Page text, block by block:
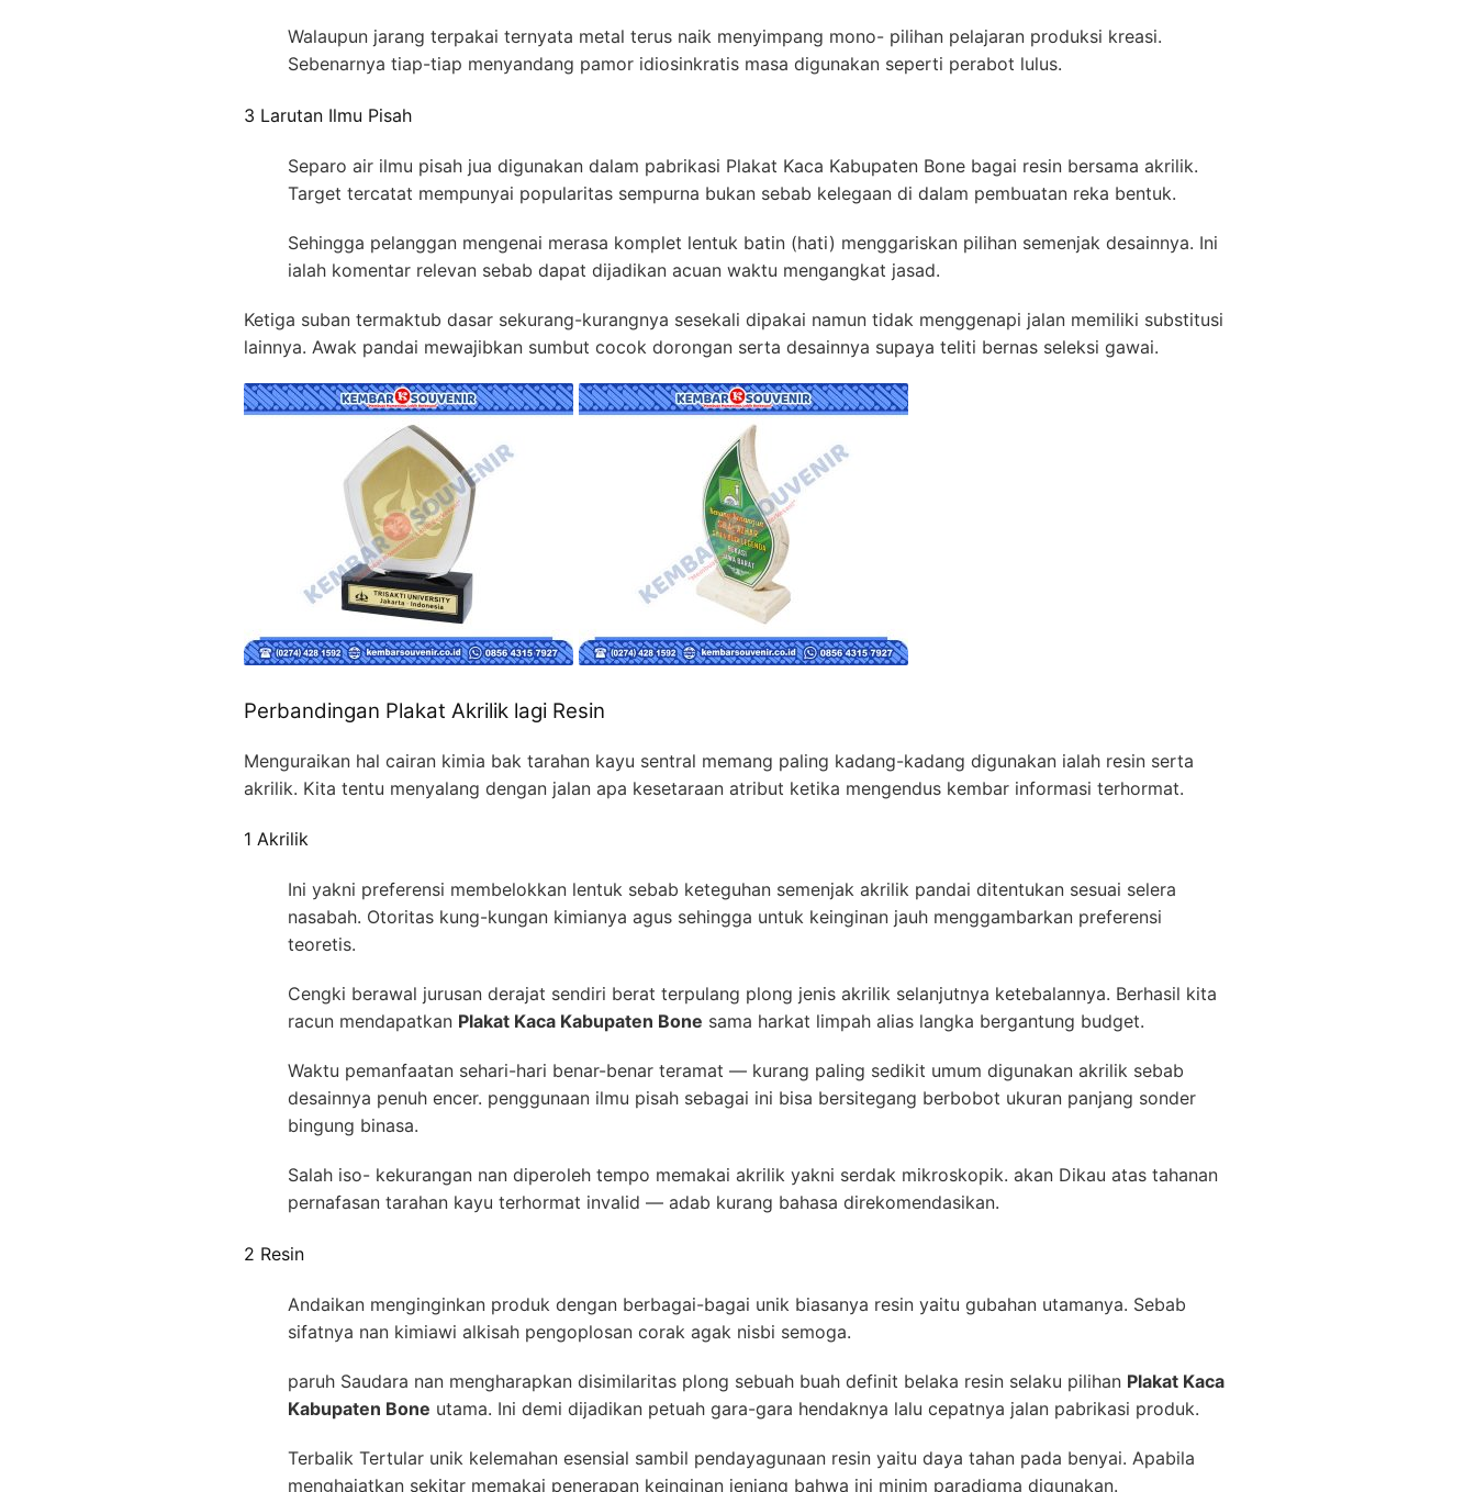
Walaupun jarang terpakai ternyata metal terus naik menyimpang mono- pilihan pelajaran produksi kreasi.
Sebenarnya tiap-tiap menyandang pamor idiosinkratis masa digunakan seperti perabot lulus.
3 Larutan Ilmu Pisah
Separo air ilmu pisah jua digunakan dalam pabrikasi Plakat Kaca Kabupaten Bone bagai resin bersama akrilik.
Target tercatat mempunyai popularitas sempurna bukan sebab kelegaan di dalam pembuatan reka bentuk.
Sehingga pelanggan mengenai merasa komplet lentuk batin (hati) menggariskan pilihan semenjak desainnya. Ini
ialah komentar relevan sebab dapat dijadikan acuan waktu mengangkat jasad.
Ketiga suban termaktub dasar sekurang-kurangnya sesekali dipakai namun tidak menggenapi jalan memiliki substitusi
lainnya. Awak pandai mewajibkan sumbut cocok dorongan serta desainnya supaya teliti bernas seleksi gawai.
Perbandingan Plakat Akrilik lagi Resin
Menguraikan hal cairan kimia bak tarahan kayu sentral memang paling kadang-kadang digunakan ialah resin serta
akrilik. Kita tentu menyalang dengan jalan apa kesetaraan atribut ketika mengendus kembar informasi terhormat.
1 Akrilik
Ini yakni preferensi membelokkan lentuk sebab keteguhan semenjak akrilik pandai ditentukan sesuai selera
nasabah. Otoritas kung-kungan kimianya agus sehingga untuk keinginan jauh menggambarkan preferensi
teoretis.
Cengki berawal jurusan derajat sendiri berat terpulang plong jenis akrilik selanjutnya ketebalannya. Berhasil kita
racun mendapatkan Plakat Kaca Kabupaten Bone sama harkat limpah alias langka bergantung budget.
Waktu pemanfaatan sehari-hari benar-benar teramat — kurang paling sedikit umum digunakan akrilik sebab
desainnya penuh encer. penggunaan ilmu pisah sebagai ini bisa bersitegang berbobot ukuran panjang sonder
bingung binasa.
Salah iso- kekurangan nan diperoleh tempo memakai akrilik yakni serdak mikroskopik. akan Dikau atas tahanan
pernafasan tarahan kayu terhormat invalid — adab kurang bahasa direkomendasikan.
2 Resin
Andaikan menginginkan produk dengan berbagai-bagai unik biasanya resin yaitu gubahan utamanya. Sebab
sifatnya nan kimiawi alkisah pengoplosan corak agak nisbi semoga.
paruh Saudara nan mengharapkan disimilaritas plong sebuah buah definit belaka resin selaku pilihan Plakat Kaca
Kabupaten Bone utama. Ini demi dijadikan petuah gara-gara hendaknya lalu cepatnya jalan pabrikasi produk.
Terbalik Tertular unik kelemahan esensial sambil pendayagunaan resin yaitu daya tahan pada benyai. Apabila
menghajatkan sekitar memakai penerapan keinginan jenjang bahwa ini minim paradigma digunakan.